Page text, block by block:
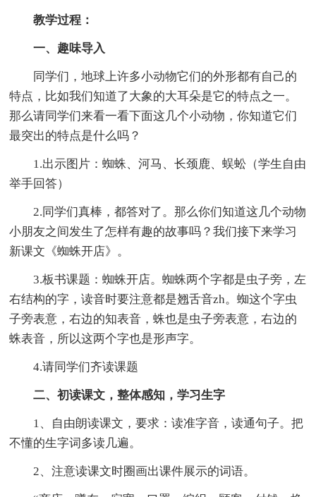
教学过程：
一、趣味导入
同学们，地球上许多小动物它们的外形都有自己的
特点，比如我们知道了大象的大耳朵是它的特点之一。
那么请同学们来看一看下面这几个小动物，你知道它们
最突出的特点是什么吗？
1.出示图片：蜘蛛、河马、长颈鹿、蜈蚣（学生自由
举手回答）
2.同学们真棒，都答对了。那么你们知道这几个动物
小朋友之间发生了怎样有趣的故事吗？我们接下来学习
新课文《蜘蛛开店》。
3.板书课题：蜘蛛开店。蜘蛛两个字都是虫子旁，左
右结构的字，读音时要注意都是翘舌音zh。蜘这个字虫
子旁表意，右边的知表音，蛛也是虫子旁表意，右边的
蛛表音，所以这两个字也是形声字。
4.请同学们齐读课题
二、初读课文，整体感知，学习生字
1、自由朗读课文，要求：读准字音，读通句子。把
不懂的生字词多读几遍。
2、注意读课文时圈画出课件展示的词语。